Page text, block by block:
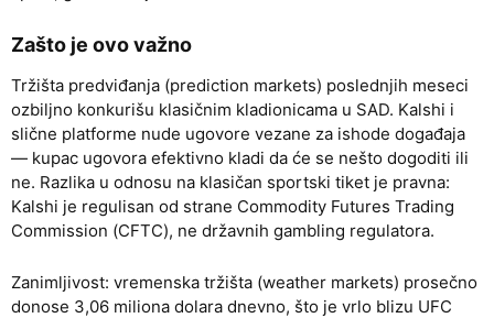
Zašto je ovo važno
Tržišta predviđanja (prediction markets) poslednjih meseci
ozbiljno konkurišu klasičnim kladionicama u SAD. Kalshi i
slične platforme nude ugovore vezane za ishode događaja
— kupac ugovora efektivno kladi da će se nešto dogoditi ili
ne. Razlika u odnosu na klasičan sportski tiket je pravna:
Kalshi je regulisan od strane Commodity Futures Trading
Commission (CFTC), ne državnih gambling regulatora.
Zanimljivost: vremenska tržišta (weather markets) prosečno
donose 3,06 miliona dolara dnevno, što je vrlo blizu UFC